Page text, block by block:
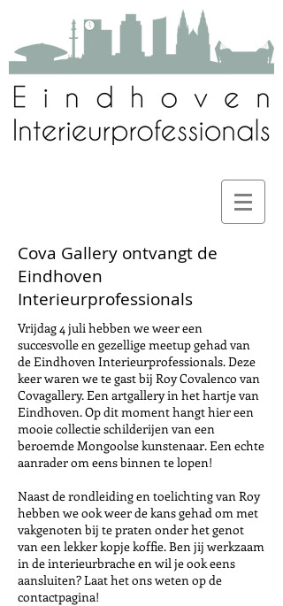
Cova Gallery ontvangt de
Eindhoven
Interieurprofessionals
Vrijdag 4 juli hebben we weer een
succesvolle en gezellige meetup gehad van
de Eindhoven Interieurprofessionals. Deze
keer waren we te gast bij Roy Covalenco van
Covagallery. Een artgallery in het hartje van
Eindhoven. Op dit moment hangt hier een
mooie collectie schilderijen van een
beroemde Mongoolse kunstenaar. Een echte
aanrader om eens binnen te lopen!
Naast de rondleiding en toelichting van Roy
hebben we ook weer de kans gehad om met
vakgenoten bij te praten onder het genot
van een lekker kopje koffie. Ben jij werkzaam
in de interieurbrache en wil je ook eens
aansluiten? Laat het ons weten op de
contactpagina!